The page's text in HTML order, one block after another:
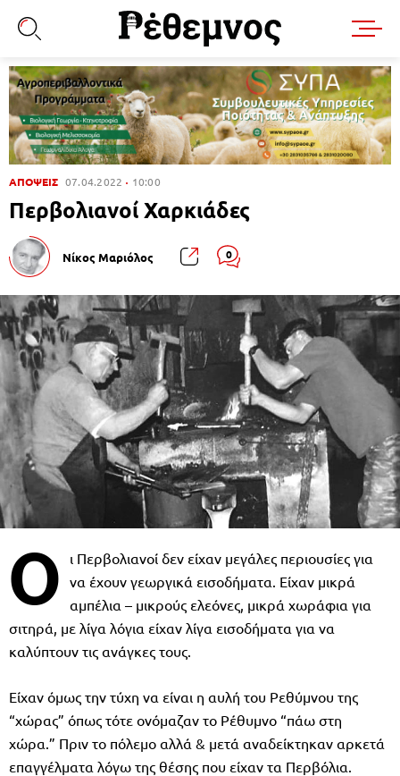
ΑΠΟΨΕΙΣ 07.04.2022 10:00
Περβολιανοί Χαρκιάδες
Νίκος Μαριόλος 0
Ο
ι Περβολιανοί δεν είχαν μεγάλες περιουσίες για
να έχουν γεωργικά εισοδήματα. Είχαν μικρά
αμπέλια – μικρούς ελεόνες, μικρά χωράφια για
σιτηρά, με λίγα λόγια είχαν λίγα εισοδήματα για να
καλύπτουν τις ανάγκες τους.
Είχαν όμως την τύχη να είναι η αυλή του Ρεθύμνου της
“χώρας” όπως τότε ονόμαζαν το Ρέθυμνο “πάω στη
χώρα.” Πριν το πόλεμο αλλά & μετά αναδείκτηκαν αρκετά
επαγγέλματα λόγω της θέσης που είχαν τα Περβόλια.